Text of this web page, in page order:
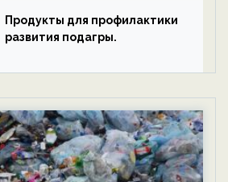
Продукты для профилактики
развития подагры.